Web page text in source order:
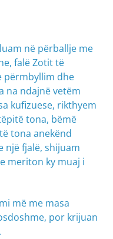
në përballje me
falë Zotit të
përmbyllim dhe
na ndajnë vetëm
kufizuese, rikthyem
tona, bëmë
tona anekënd
një fjalë, shijuam
meriton ky muaj i
më me masa
por krijuan